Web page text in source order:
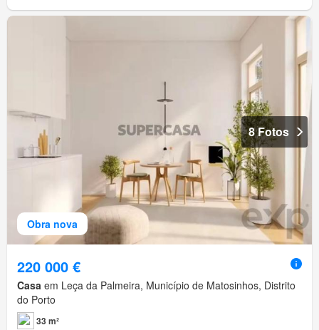
Obra nova
8 Fotos
220 000 €
Casa em Leça da Palmeira, Município de Matosinhos, Distrito
do Porto
33 m²